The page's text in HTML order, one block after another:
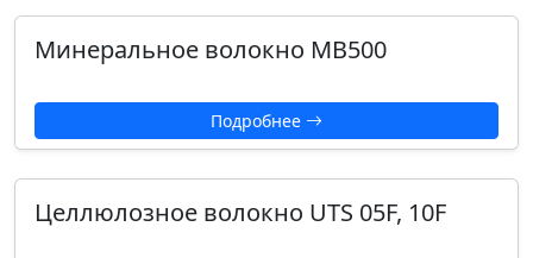
Минеральное волокно МВ500
Подробнее
Целлюлозное волокно UTS 05F, 10F